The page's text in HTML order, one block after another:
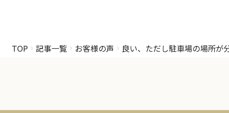
TOP 記事一覧 お客様の声 良い、ただし駐車場の場所が